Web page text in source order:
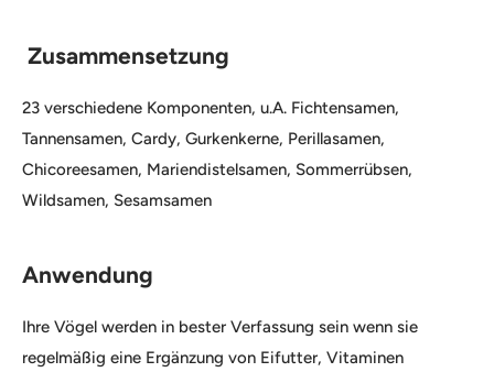
Zusammensetzung
23 verschiedene Komponenten, u.A. Fichtensamen,
Tannensamen, Cardy, Gurkenkerne, Perillasamen,
Chicoreesamen, Mariendistelsamen, Sommerrübsen,
Wildsamen, Sesamsamen
Anwendung
Ihre Vögel werden in bester Verfassung sein wenn sie
regelmäßig eine Ergänzung von Eifutter, Vitaminen